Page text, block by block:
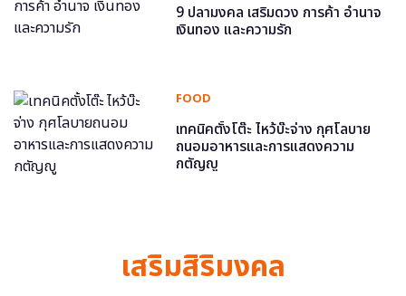
9 ปลามงคล เสริมดวง การค้า อำนาจ
เงินทอง และความรัก
FOOD
เทคนิคตั้งโต๊ะ ไหว้บ๊ะจ่าง กุศโลบาย
ถนอมอาหารและการแสดงความ
กตัญญู
เสริมสิริมงคล